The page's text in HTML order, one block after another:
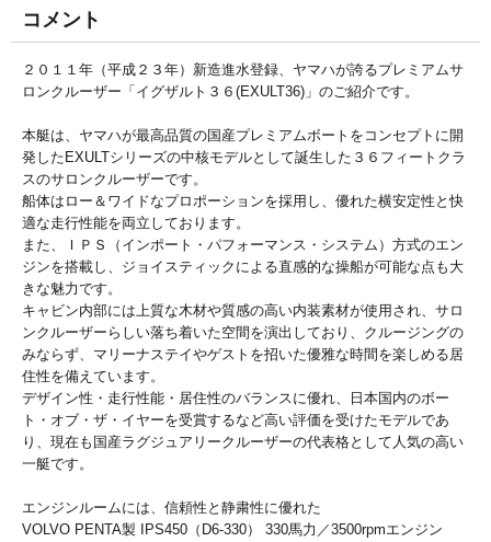
コメント
２０１１年（平成２３年）新造進水登録、ヤマハが誇るプレミアムサ
ロンクルーザー「イグザルト３６(EXULT36)」のご紹介です。
本艇は、ヤマハが最高品質の国産プレミアムボートをコンセプトに開
発したEXULTシリーズの中核モデルとして誕生した３６フィートクラ
スのサロンクルーザーです。
船体はロー＆ワイドなプロポーションを採用し、優れた横安定性と快
適な走行性能を両立しております。
また、ＩＰＳ（インポート・パフォーマンス・システム）方式のエン
ジンを搭載し、ジョイスティックによる直感的な操船が可能な点も大
きな魅力です。
キャビン内部には上質な木材や質感の高い内装素材が使用され、サロ
ンクルーザーらしい落ち着いた空間を演出しており、クルージングの
みならず、マリーナステイやゲストを招いた優雅な時間を楽しめる居
住性を備えています。
デザイン性・走行性能・居住性のバランスに優れ、日本国内のボー
ト・オブ・ザ・イヤーを受賞するなど高い評価を受けたモデルであ
り、現在も国産ラグジュアリークルーザーの代表格として人気の高い
一艇です。
エンジンルームには、信頼性と静粛性に優れた
VOLVO PENTA製 IPS450（D6-330） 330馬力／3500rpmエンジン